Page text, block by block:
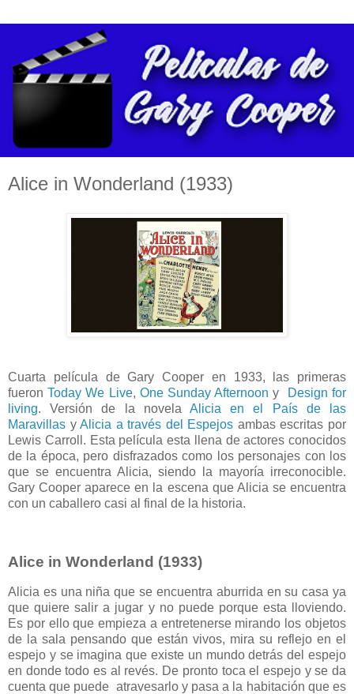
Alice in Wonderland (1933)
Cuarta película de Gary Cooper en 1933, las primeras
fueronToday We Live, One Sunday Afternoon y
Design for
living. Versión de la novela Alicia en el País de las
Maravillas yAlicia a través del Espejos ambas escritas por
Lewis Carroll. Esta película esta llena de actores conocidos
de la época, pero disfrazados como los personajes con los
que se encuentra Alicia, siendo la mayoría irreconocible.
Gary Cooper aparece en la escena que Alicia se encuentra
con un caballero casi al final de la historia.
Alice in Wonderland (1933)
Alicia es una niña que se encuentra aburrida en su casa ya
que quiere salir a jugar y no puede porque esta lloviendo.
Es por ello que empieza a entretenerse mirando los objetos
de la sala pensando que están vivos, mira su reflejo en el
espejo y se imagina que existe un mundo detrás del espejo
en donde todo es al revés. De pronto toca el espejo y se da
cuenta que puede atravesarlo y pasa a la habitación que es